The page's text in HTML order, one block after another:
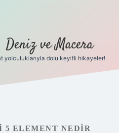
Deniz ve Macera
yolculuklarıyla dolu keyifli hikayeler!
5 ELEMENT NEDIR